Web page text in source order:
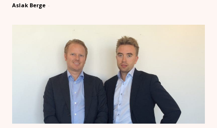
Aslak Berge -